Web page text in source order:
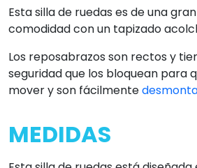
Esta silla de ruedas es de una
comodidad con un tapizado
Los reposabrazos son rectos y
seguridad que los bloquean para
mover y son fácilmente
MEDIDAS